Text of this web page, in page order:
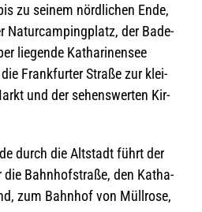
zu sei­nem nörd­li­chen Ende,
Natur­cam­ping­platz, der Bade­
lie­gende Katha­ri­nen­see
Frank­fur­ter Straße zur klei­
und der sehens­wer­ten Kir­
durch die Alt­stadt führt der
die Bahn­hof­straße, den Katha­
zum Bahn­hof von Müll­rose,